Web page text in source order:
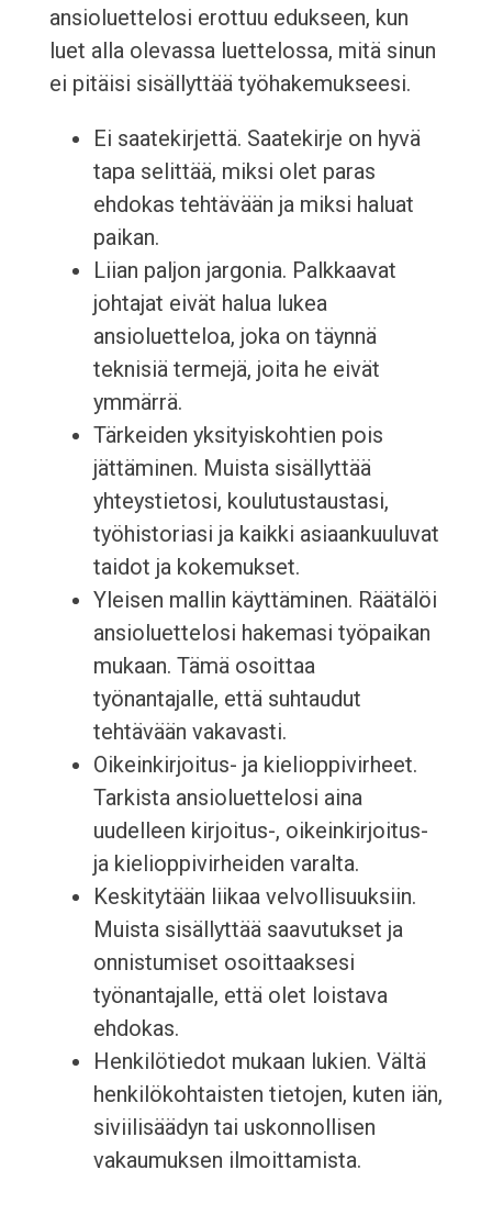
ansioluettelosi erottuu edukseen, kun
luet alla olevassa luettelossa, mitä sinun
ei pitäisi sisällyttää työhakemukseesi.
Ei saatekirjettä. Saatekirje on hyvä
tapa selittää, miksi olet paras
ehdokas tehtävään ja miksi haluat
paikan.
Liian paljon jargonia. Palkkaavat
johtajat eivät halua lukea
ansioluetteloa, joka on täynnä
teknisiä termejä, joita he eivät
ymmärrä.
Tärkeiden yksityiskohtien pois
jättäminen. Muista sisällyttää
yhteystietosi, koulutustaustasi,
työhistoriasi ja kaikki asiaankuuluvat
taidot ja kokemukset.
Yleisen mallin käyttäminen. Räätälöi
ansioluettelosi hakemasi työpaikan
mukaan. Tämä osoittaa
työnantajalle, että suhtaudut
tehtävään vakavasti.
Oikeinkirjoitus- ja kielioppivirheet.
Tarkista ansioluettelosi aina
uudelleen kirjoitus-, oikeinkirjoitus-
ja kielioppivirheiden varalta.
Keskitytään liikaa velvollisuuksiin.
Muista sisällyttää saavutukset ja
onnistumiset osoittaaksesi
työnantajalle, että olet loistava
ehdokas.
Henkilötiedot mukaan lukien. Vältä
henkilökohtaisten tietojen, kuten iän,
siviilisäädyn tai uskonnollisen
vakaumuksen ilmoittamista.